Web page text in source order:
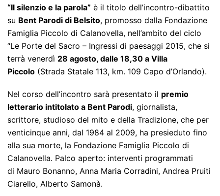
“Il silenzio e la parola” è il titolo dell’incontro-dibattito
su Bent Parodi di Belsito, promosso dalla Fondazione
Famiglia Piccolo di Calanovella, nell’ambito del ciclo
“Le Porte del Sacro – Ingressi di paesaggi 2015, che si
terrà venerdì 28 agosto, dalle 18,30 a Villa
Piccolo (Strada Statale 113, km. 109 Capo d’Orlando).
Nel corso dell’incontro sarà presentato il premio
letterario intitolato a Bent Parodi, giornalista,
scrittore, studioso del mito e della Tradizione, che per
venticinque anni, dal 1984 al 2009, ha presieduto fino
alla sua morte, la Fondazione Famiglia Piccolo di
Calanovella. Palco aperto: interventi programmati
di Mauro Bonanno, Anna Maria Corradini, Andrea Pruiti
Ciarello, Alberto Samonà.